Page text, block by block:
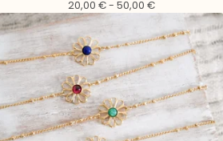
20,00 €- 50,00 €